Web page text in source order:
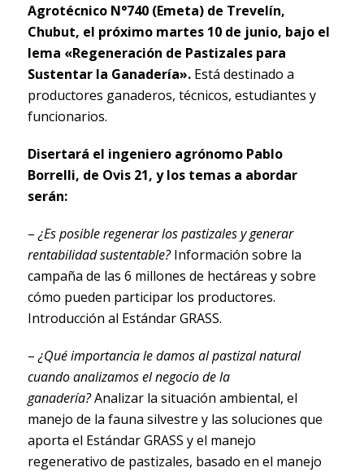
Agrotécnico N°740 (Emeta) de Trevelín,
Chubut, el próximo martes 10 de junio, bajo el
lema «Regeneración de Pastizales para
Sustentar la Ganadería». Está destinado a
productores ganaderos, técnicos, estudiantes y
funcionarios.
Disertará el ingeniero agrónomo Pablo
Borrelli, de Ovis 21, y los temas a abordar
serán:
–¿Es posible regenerar los pastizales y generar
rentabilidad sustentable?Información sobre la
campaña de las 6 millones de hectáreas y sobre
cómo pueden participar los productores.
Introducción al Estándar GRASS.
–¿Qué importancia le damos al pastizal natural
cuando analizamos el negocio de la
ganadería?Analizar la situación ambiental, el
manejo de la fauna silvestre y las soluciones que
aporta el Estándar GRASS y el manejo
regenerativo de pastizales, basado en el manejo